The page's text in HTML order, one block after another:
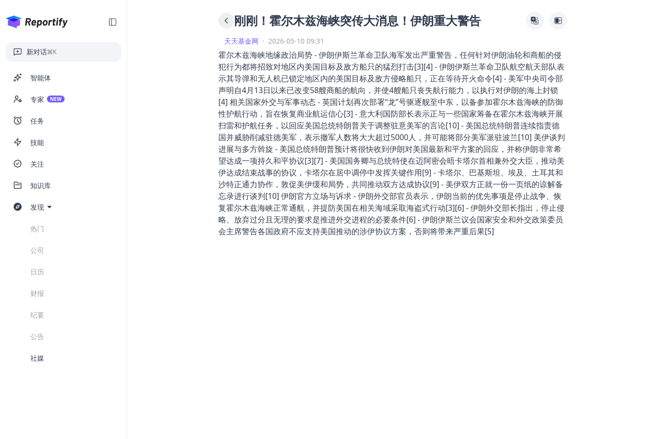
新对话 K
智能体
专家 NEW
任务
技能
关注
知识库
发现
热门
公司
日历
财报
纪要
公告
社媒
刚刚！霍尔木兹海峡突传大消息！伊朗重大警告
天天基金网 · 2026-05-10 09:31
霍尔木兹海峡地缘政治局势 - 伊朗伊斯兰革命卫队海军发出严重警告，任何针对伊朗油轮和商船的侵
犯行为都将招致对地区内美国目标及敌方船只的猛烈打击[3][4] - 伊朗伊斯兰革命卫队航空航天部队表
示其导弹和无人机已锁定地区内的美国目标及敌方侵略船只，正在等待开火命令[4] - 美军中央司令部
声明自4月13日以来已改变58艘商船的航向，并使4艘船只丧失航行能力，以执行对伊朗的海上封锁
[4] 相关国家外交与军事动态 - 英国计划再次部署“龙”号驱逐舰至中东，以备参加霍尔木兹海峡的防御
性护航行动，旨在恢复商业航运信心[3] - 意大利国防部长表示正与一些国家筹备在霍尔木兹海峡开展
扫雷和护航任务，以回应美国总统特朗普关于调整驻意美军的言论[10] - 美国总统特朗普连续指责德
国并威胁削减驻德美军，表示撤军人数将大大超过5000人，并可能将部分美军派驻波兰[10] 美伊谈判
进展与多方斡旋 - 美国总统特朗普预计将很快收到伊朗对美国最新和平方案的回应，并称伊朗非常希
望达成一项持久和平协议[3][7] - 美国国务卿与总统特使在迈阿密会晤卡塔尔首相兼外交大臣，推动美
伊达成结束战事的协议，卡塔尔在居中调停中发挥关键作用[9] - 卡塔尔、巴基斯坦、埃及、土耳其和
沙特正通力协作，敦促美伊缓和局势，共同推动双方达成协议[9] - 美伊双方正就一份一页纸的谅解备
忘录进行谈判[10] 伊朗官方立场与诉求 - 伊朗外交部官员表示，伊朗当前的优先事项是停止战争、恢
复霍尔木兹海峡正常通航，并提防美国在相关海域采取海盗式行动[3][6] - 伊朗外交部长指出，停止侵
略、放弃过分且无理的要求是推进外交进程的必要条件[6] - 伊朗伊斯兰议会国家安全和外交政策委员
会主席警告各国政府不应支持美国推动的涉伊协议方案，否则将带来严重后果[5]